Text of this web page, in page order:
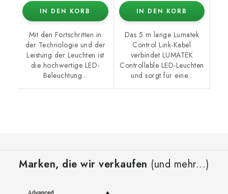
IN DEN KORB
Mit den Fortschritten in
der Technologie und der
Leistung der Leuchten ist
die hochwertige LED-
Beleuchtung...
IN DEN KORB
Das 5 m lange Lumatek
Control Link-Kabel
verbindet LUMATEK
Controllable LED-Leuchten
und sorgt für eine...
Marken, die wir verkaufen (und mehr...)